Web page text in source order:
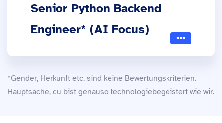
Senior Python Backend
Engineer* (AI Focus)
*Gender, Herkunft etc. sind keine Bewertungskriterien.
Hauptsache, du bist genauso technologiebegeistert wie wir.